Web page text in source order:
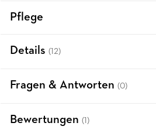
Pflege
Details (12)
Fragen & Antworten (0)
Bewertungen (1)